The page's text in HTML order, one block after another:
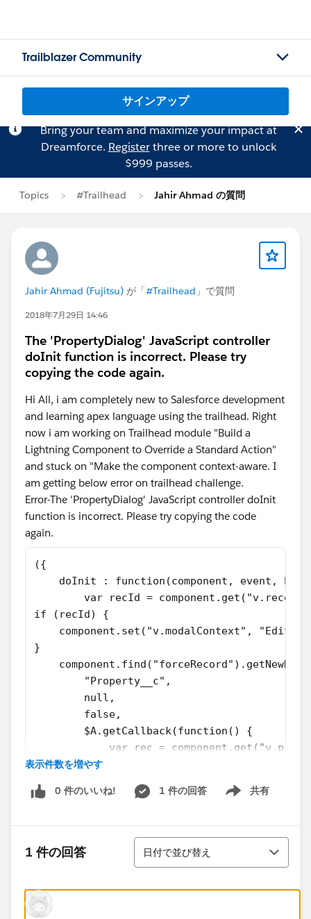
Trailblazer Community
サインアップ
Bring your team and maximize your impact at
Dreamforce. Registerthree or more to unlock
$999 passes.
Topics #Trailhead Jahir Ahmad の質問
Jahir Ahmad (Fujitsu) が「#Trailhead 」で質問
2018年7月29日 14:46
The 'PropertyDialog' JavaScript controller
doInit function is incorrect. Please try
copying the code again.
Hi All, i am completely new to Salesforce development
and learning apex language using the trailhead. Right
now i am working on Trailhead module "Build a
Lightning Component to Override a Standard Action"
and stuck on "Make the component context-aware. I
am getting below error on trailhead challenge.
Error-The 'PropertyDialog' JavaScript controller doInit
function is incorrect. Please try copying the code
again.​
({
doInit : function(component, event,
var recId =
if (recId) {
    component.set("v.modalContext", "Edit");
}
        "Property__c",
        null,
        false,
        $A.getCallback(function() {
var rec =
var error =
            if (error || (rec === null)) {
console.log("Error
        })
saveRecord : function(component, event,
var propBeds =
表示件数を増やす
0 件のいいね! 1 件の回答 共有
Show menu
1 件の回答
並び替え
日付で並び替え